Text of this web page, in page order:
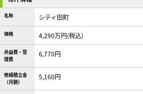
名称 シティ田町
価格 4,290万円(税込)
共益費・管
理費
6,770円
修繕積立金
（月額）
5,160円